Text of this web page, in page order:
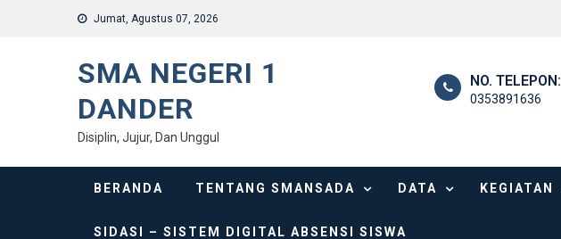
Jumat, Agustus 07, 2026
SMA NEGERI 1
DANDER
Disiplin, Jujur, Dan Unggul
NO. TELEPON:
0353891636
BERANDA TENTANG SMANSADA DATA KEGIATAN
SIDASI – SISTEM DIGITAL ABSENSI SISWA